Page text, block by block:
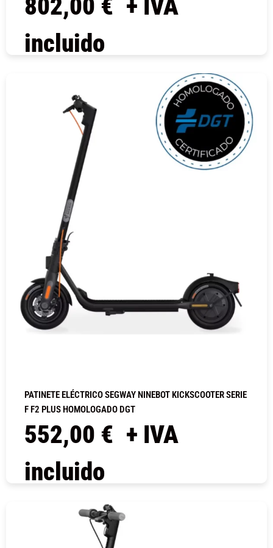
incluido
PATINETE ELÉCTRICO SEGWAY NINEBOT KICKSCOOTER SERIE
F F2 PLUS HOMOLOGADO DGT
552,00 € + IVA
incluido